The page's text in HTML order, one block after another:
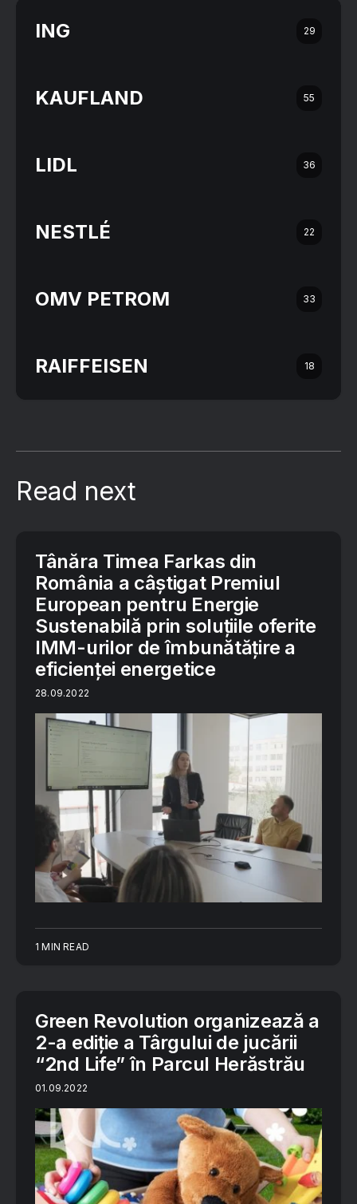
ING 29
KAUFLAND 55
LIDL 36
NESTLÉ 22
OMV PETROM 33
RAIFFEISEN 18
Read next
Tânăra Timea Farkas din
România a câștigat Premiul
European pentru Energie
Sustenabilă prin soluțiile oferite
IMM-urilor de îmbunătățire a
eficienței energetice
28.09.2022
1 MIN READ
Green Revolution organizează a
2-a ediție a Târgului de jucării
“2nd Life” în Parcul Herăstrău
01.09.2022